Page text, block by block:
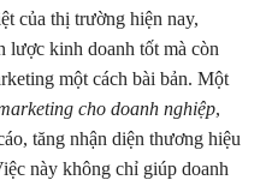
của thị trường hiện nay,
lược kinh doanh tốt mà còn
một cách bài bản. Một
cho doanh nghiệp,
tăng nhận diện thương hiệu
này không chỉ giúp doanh